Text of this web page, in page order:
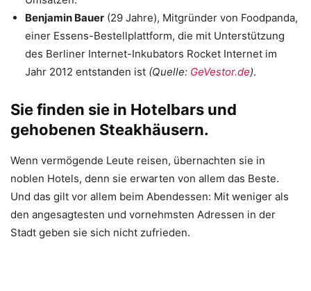
Benjamin Bauer (29 Jahre), Mitgründer von Foodpanda,
einer Essens-Bestellplattform, die mit Unterstützung
des Berliner Internet-Inkubators Rocket Internet im
Jahr 2012 entstanden ist (Quelle: GeVestor.de).
Sie finden sie in Hotelbars und
gehobenen Steakhäusern.
Wenn vermögende Leute reisen, übernachten sie in
noblen Hotels, denn sie erwarten von allem das Beste.
Und das gilt vor allem beim Abendessen: Mit weniger als
den angesagtesten und vornehmsten Adressen in der
Stadt geben sie sich nicht zufrieden.